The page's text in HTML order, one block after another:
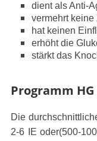
dient als Anti-
vermehrt keine
hat keinen
erhöht die
stärkt das
Programm HG
Die
2-6 IE oder(500-